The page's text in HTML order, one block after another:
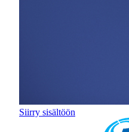
Siirry sisältöön